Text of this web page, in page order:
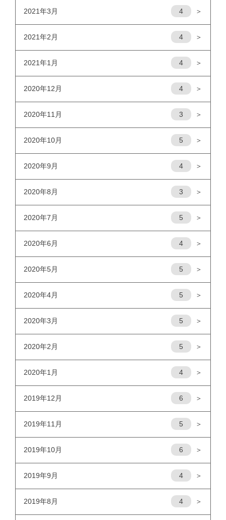
2021年3月 4 ＞
2021年2月 4 ＞
2021年1月 4 ＞
2020年12月 4 ＞
2020年11月 3 ＞
2020年10月 5 ＞
2020年9月 4 ＞
2020年8月 3 ＞
2020年7月 5 ＞
2020年6月 4 ＞
2020年5月 5 ＞
2020年4月 5 ＞
2020年3月 5 ＞
2020年2月 5 ＞
2020年1月 4 ＞
2019年12月 6 ＞
2019年11月 5 ＞
2019年10月 6 ＞
2019年9月 4 ＞
2019年8月 4 ＞